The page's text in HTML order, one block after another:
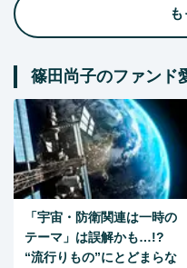
篠田尚子のファンド
「宇宙・防衛関連は一時の
テーマ」は誤解かも…!?
“流行りもの”にとどまらな